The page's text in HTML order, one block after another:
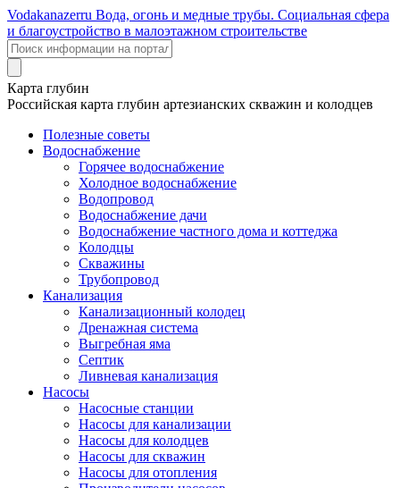
Vodakanazerru Вода, огонь и медные трубы. Социальная сфера
и благоустройство в малоэтажном строительстве
Карта глубин
Российская карта глубин артезианских скважин и колодцев
Полезные советы
Водоснабжение
Горячее водоснабжение
Холодное водоснабжение
Водопровод
Водоснабжение дачи
Водоснабжение частного дома и коттеджа
Колодцы
Скважины
Трубопровод
Канализация
Канализационный колодец
Дренажная система
Выгребная яма
Септик
Ливневая канализация
Насосы
Насосные станции
Насосы для канализации
Насосы для колодцев
Насосы для скважин
Насосы для отопления